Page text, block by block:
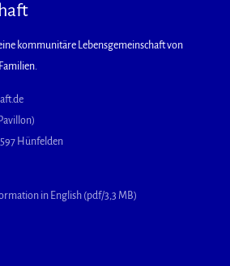
kommunitäre Lebensgemeinschaft von
Hünfelden
in English (pdf/3,3 MB)